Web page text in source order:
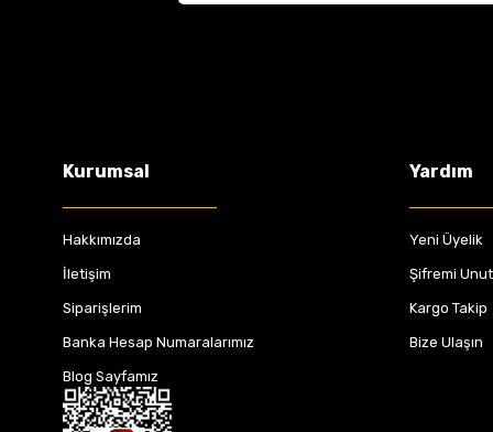
Kurumsal
Hakkımızda
İletişim
Siparişlerim
Banka Hesap Numaralarımız
Blog Sayfamız
Yardım
Yeni Üyelik
Şifremi
Kargo Takip
Bize Ulaşın